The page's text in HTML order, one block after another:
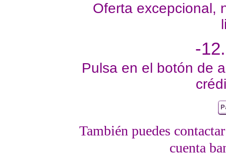
Oferta excepcional,
-
Pulsa en el botón de
También puedes
cuenta